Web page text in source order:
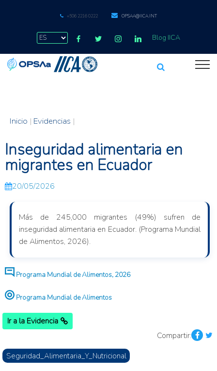
+506 2216 0222 OPSAA@IICA.INT
Blog IICA
Inicio | Evidencias |
Inseguridad alimentaria en
migrantes en Ecuador
20/05/2026
Más de 245,000 migrantes (49%) sufren de
inseguridad alimentaria en Ecuador. (Programa Mundial
de Alimentos, 2026).
Programa Mundial de Alimentos, 2026
Programa Mundial de Alimentos
Ir a la Evidencia
Compartir:
Seguridad_Alimentaria_Y_Nutricional